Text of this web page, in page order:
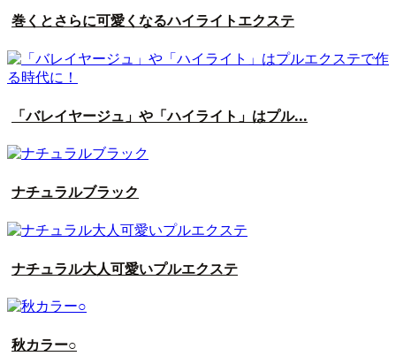
巻くとさらに可愛くなるハイライトエクステ
「バレイヤージュ」や「ハイライト」はプル...
ナチュラルブラック
ナチュラル大人可愛いプルエクステ
秋カラー○